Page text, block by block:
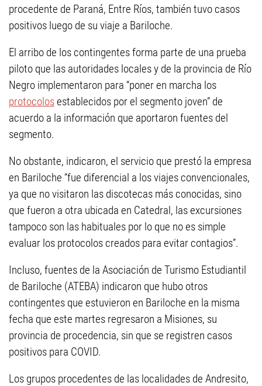
procedente de Paraná, Entre Ríos, también tuvo casos
positivos luego de su viaje a Bariloche.
El arribo de los contingentes forma parte de una prueba
piloto que las autoridades locales y de la provincia de Río
Negro implementaron para “poner en marcha los
protocolosestablecidos por el segmento joven” de
acuerdo a la información que aportaron fuentes del
segmento.
No obstante, indicaron, el servicio que prestó la empresa
en Bariloche “fue diferencial a los viajes convencionales,
ya que no visitaron las discotecas más conocidas, sino
que fueron a otra ubicada en Catedral, las excursiones
tampoco son las habituales por lo que no es simple
evaluar los protocolos creados para evitar contagios”.
Incluso, fuentes de la Asociación de Turismo Estudiantil
de Bariloche (ATEBA) indicaron que hubo otros
contingentes que estuvieron en Bariloche en la misma
fecha que este martes regresaron a Misiones, su
provincia de procedencia, sin que se registren casos
positivos para COVID.
Los grupos procedentes de las localidades de Andresito,